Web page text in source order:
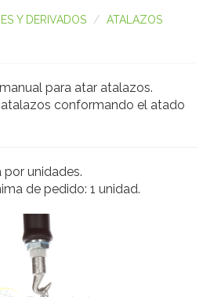
Y DERIVADOS
ATALAZOS
para atar atalazos.
atalazos conformando el atado
por unidades.
de pedido: 1 unidad.